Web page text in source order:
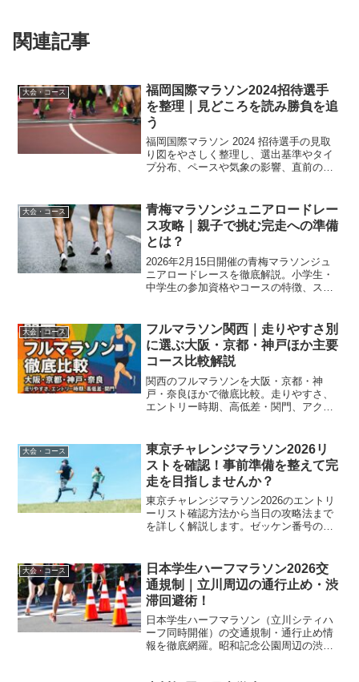
関連記事
大会・コース
福岡国際マラソン2024招待選手
を整理｜見どころを読み勝負を追
う
福岡国際マラソン 2024 招待選手の見取
り図をやさしく整理し、選出基準やタイ
プ分布、ペースや気象の影響、直前の更
す。
大会・コース
青梅マラソンジュニアロードレー
ス攻略｜親子で挑む完走への準備
とは？
2026年2月15日開催の青梅マラソンジュ
ニアロードレースを徹底解説。小学生・
中学生の参加資格やコースの特徴、スタ
ントを網羅しました。
大会・コース
フルマラソン関西｜走りやすさ別
に選ぶ大阪・京都・神戸ほか主要
コース比較解説
関西のフルマラソンを大阪・京都・神
戸・奈良ほかで徹底比較。走りやすさ、
エントリー時期、高低差・関門、アクセ
大会・コース
東京チャレンジマラソン2026リ
ストを確認！事前準備を整えて完
走を目指しませんか？
東京チャレンジマラソン2026のエントリ
ーリスト確認方法から当日の攻略法まで
を詳しく解説します。ゼッケン番号の確
した。この記事を読んで、大会当日に向
けた完璧な準備を整え、自信を持ってス
タートラインに立ちましょう。
大会・コース
日本学生ハーフマラソン2026交
通規制｜立川周辺の通行止め・渋
滞回避術！
日本学生ハーフマラソン（立川シティハ
ーフ同時開催）の交通規制・通行止め情
報を徹底網羅。昭和記念公園周辺の渋滞